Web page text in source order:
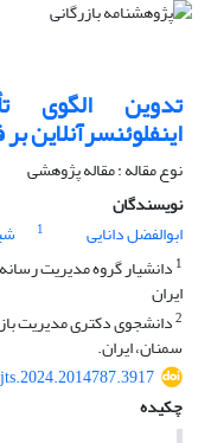
تدوین الگوی
اینفلوئنسرآنلاین
نوع مقاله : مقاله پژوهشی
نویسندگان
ابوالفضل دانایی
1
1 دانشیار گروه مدیریت
ایران
2دانشجوی دکتری مدیریت
سمنان، ایران.
چکیده